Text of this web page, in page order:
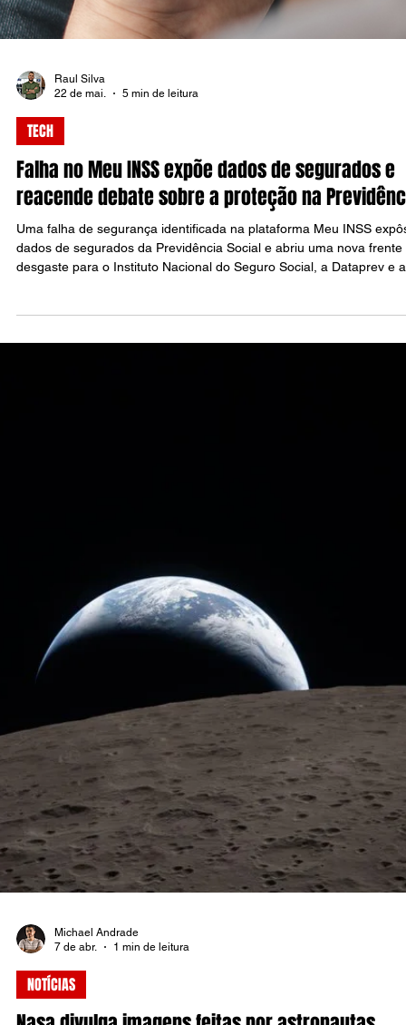
Amorim alerta que IA nas mãos de poucas
democracias
poucas empresas pode ampliar desigualdades e ameaçar
proteção de dados como questão de soberania.
Raul Silva
TECH
Falha no Meu INSS expõe dados de segurados e
reacende debate sobre a proteção na